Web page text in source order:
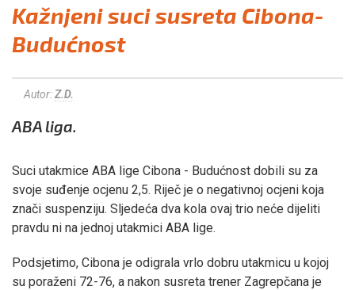
Kažnjeni suci susreta Cibona-
Budućnost
Autor:Z.D.
ABA liga.
Suci utakmice ABA lige Cibona - Budućnost dobili su za
svoje suđenje ocjenu 2,5. Riječ je o negativnoj ocjeni koja
znači suspenziju. Sljedeća dva kola ovaj trio neće dijeliti
pravdu ni na jednoj utakmici ABA lige.
Podsjetimo, Cibona je odigrala vrlo dobru utakmicu u kojoj
su poraženi 72-76, a nakon susreta trener Zagrepčana je